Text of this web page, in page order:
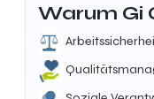
Warum Gi